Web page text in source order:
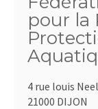
pour la
4 rue louis Neel
21000 DIJON